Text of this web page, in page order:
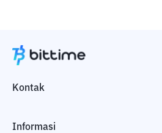
Kontak
Informasi